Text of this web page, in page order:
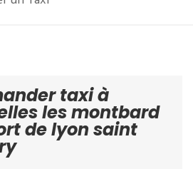
taxi à
les montbard
de lyon saint